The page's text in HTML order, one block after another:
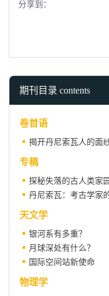
分享到：
期刊目录 contents
卷首语
揭开丹尼索瓦人的面
专稿
探秘失落的古人类家
丹尼索瓦：考古学家
天文学
银河系有多重？
月球深处有什么？
国际空间站新使命
物理学